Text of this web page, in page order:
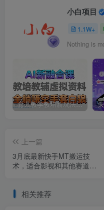
小白项目
1.1W+
Nothing is
育儿教学教培新玩法，AI生成教学视频，市场大，操作简单，变现天花板非常高
上一篇
3月底最新快手MT搬运技
术，适合影视和其他赛道，
相关推荐